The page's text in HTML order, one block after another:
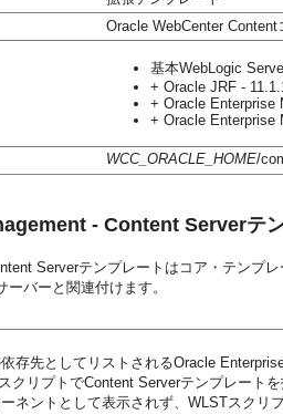
Oracle WebCenter
基本WebLogic
+ Oracle JRF -
+ Oracle Enterprise
+ Oracle Enterprise
WCC_ORACLE_HOME/
- Content Serverテ
Serverテンプレートはコア・テンプ
バーと関連付けます。
存先としてリストされるOracle
クリプトでContent Serverテンプレート
ネントとして表示されず、WLSTスクリ